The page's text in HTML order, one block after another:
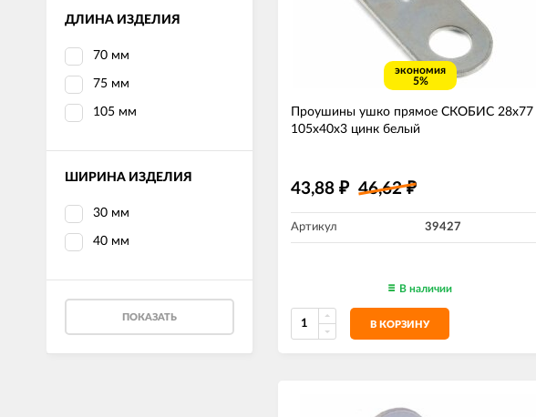
ДЛИНА ИЗДЕЛИЯ
70 мм
75 мм
105 мм
ШИРИНА ИЗДЕЛИЯ
30 мм
40 мм
ПОКАЗАТЬ
экономия
5%
Проушины ушко прямое СКОБИС 28х77
105х40х3 цинк белый
43,88 ₽ 46,62₽
Артикул 39427
В наличии
В КОРЗИНУ